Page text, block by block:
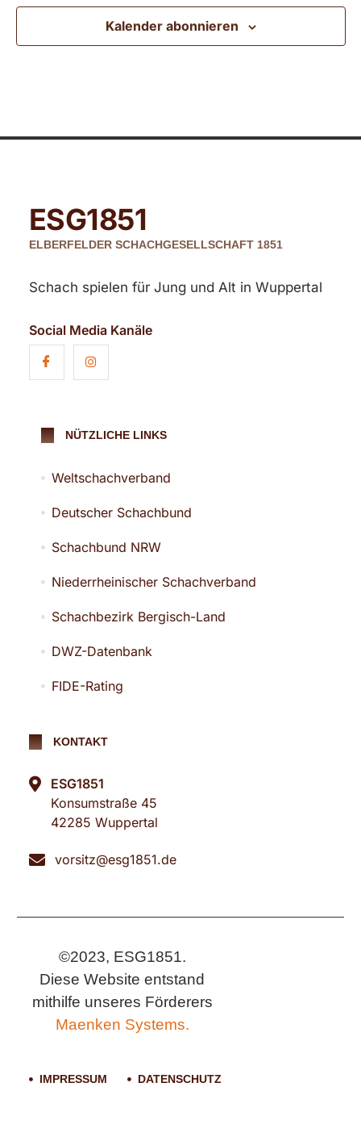
Kalender abonnieren
ESG1851
ELBERFELDER SCHACHGESELLSCHAFT 1851
Schach spielen für Jung und Alt in Wuppertal
Social Media Kanäle
NÜTZLICHE LINKS
Weltschachverband
Deutscher Schachbund
Schachbund NRW
Niederrheinischer Schachverband
Schachbezirk Bergisch-Land
DWZ-Datenbank
FIDE-Rating
KONTAKT
ESG1851
Konsumstraße 45
42285 Wuppertal
vorsitz@esg1851.de
©2023, ESG1851.
Diese Website entstand
mithilfe unseres Förderers
Maenken Systems.
IMPRESSUM DATENSCHUTZ